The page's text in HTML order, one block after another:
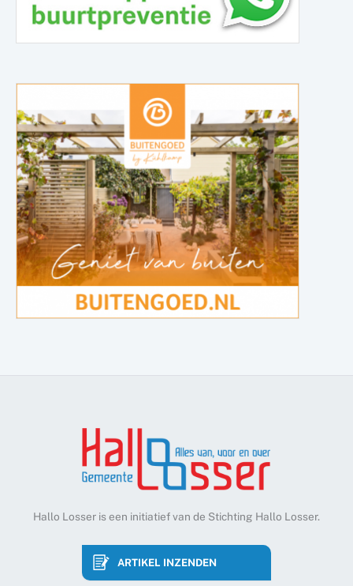
Hallo Losser is een initiatief van de Stichting Hallo Losser.
ARTIKEL INZENDEN